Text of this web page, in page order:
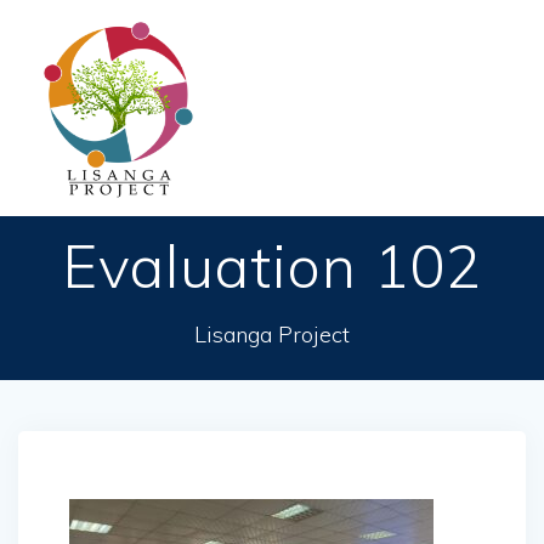
Evaluation 102
Lisanga Project